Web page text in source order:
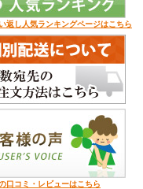
返し人気ランキングページはこちら
口コミ・レビューはこちら